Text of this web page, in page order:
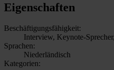
Eigenschaften
Beschäftigungsfähigkeit:
Interview, Keynote-
Sprachen:
Niederländisch
Kategorien: